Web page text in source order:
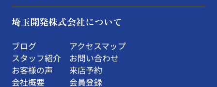
埼玉開発株式会社について
ブログ
スタッフ紹介
お客様の声
会社概要
アクセスマップ
お問い合わせ
来店予約
会員登録